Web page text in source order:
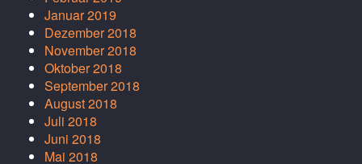
Januar 2019
Dezember 2018
November 2018
Oktober 2018
September 2018
August 2018
Juli 2018
Juni 2018
Mai 2018